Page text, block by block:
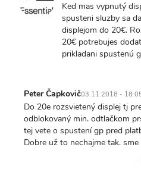
Ked mas vypnutý
spusteni sluzby sa
displejom do 20€.
20€ potrebujes
prikladani spustenú
Peter Čapkovič03.11.2018 -
Do 20e rozsvietený displej tj
odblokovaný min. odtlačkom
tej vete o spustení gp pred
Dobre už to nechajme tak.